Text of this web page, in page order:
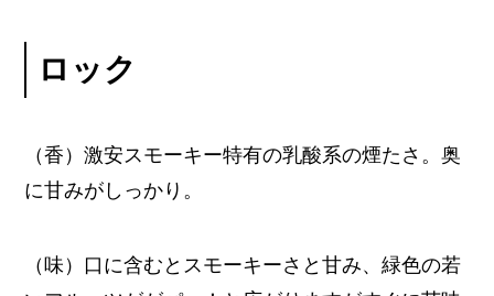
ロック
（香）激安スモーキー特有の乳酸系の煙たさ。奥
に甘みがしっかり。
（味）口に含むとスモーキーさと甘み、緑色の若